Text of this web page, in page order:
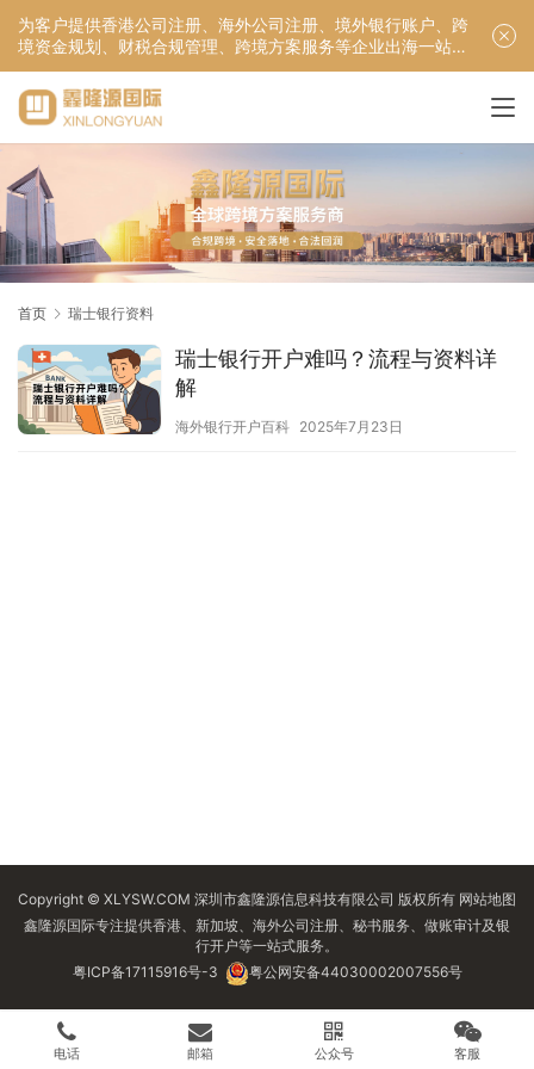
为客户提供香港公司注册、海外公司注册、境外银行账户、跨
境资金规划、财税合规管理、跨境方案服务等企业出海一站式
服务！
首页 瑞士银行资料
瑞士银行开户难吗？流程与资料详
解
海外银行开户百科 2025年7月23日
Copyright © XLYSW.COM 深圳市鑫隆源信息科技有限公司 版权所有 网站地图
鑫隆源国际专注提供香港、新加坡、海外公司注册、秘书服务、做账审计及银
行开户等一站式服务。
粤ICP备17115916号-3
粤公网安备44030002007556号
电话 邮箱 公众号 客服